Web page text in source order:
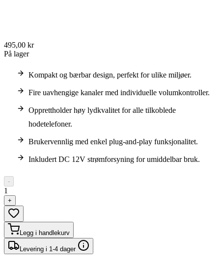
495,00 kr
På lager
Kompakt og bærbar design, perfekt for ulike miljøer.
Fire uavhengige kanaler med individuelle volumkontroller.
Opprettholder høy lydkvalitet for alle tilkoblede
hodetelefoner.
Brukervennlig med enkel plug-and-play funksjonalitet.
Inkludert DC 12V strømforsyning for umiddelbar bruk.
-
1
+
Legg i handlekurv
Levering i 1-4 dager